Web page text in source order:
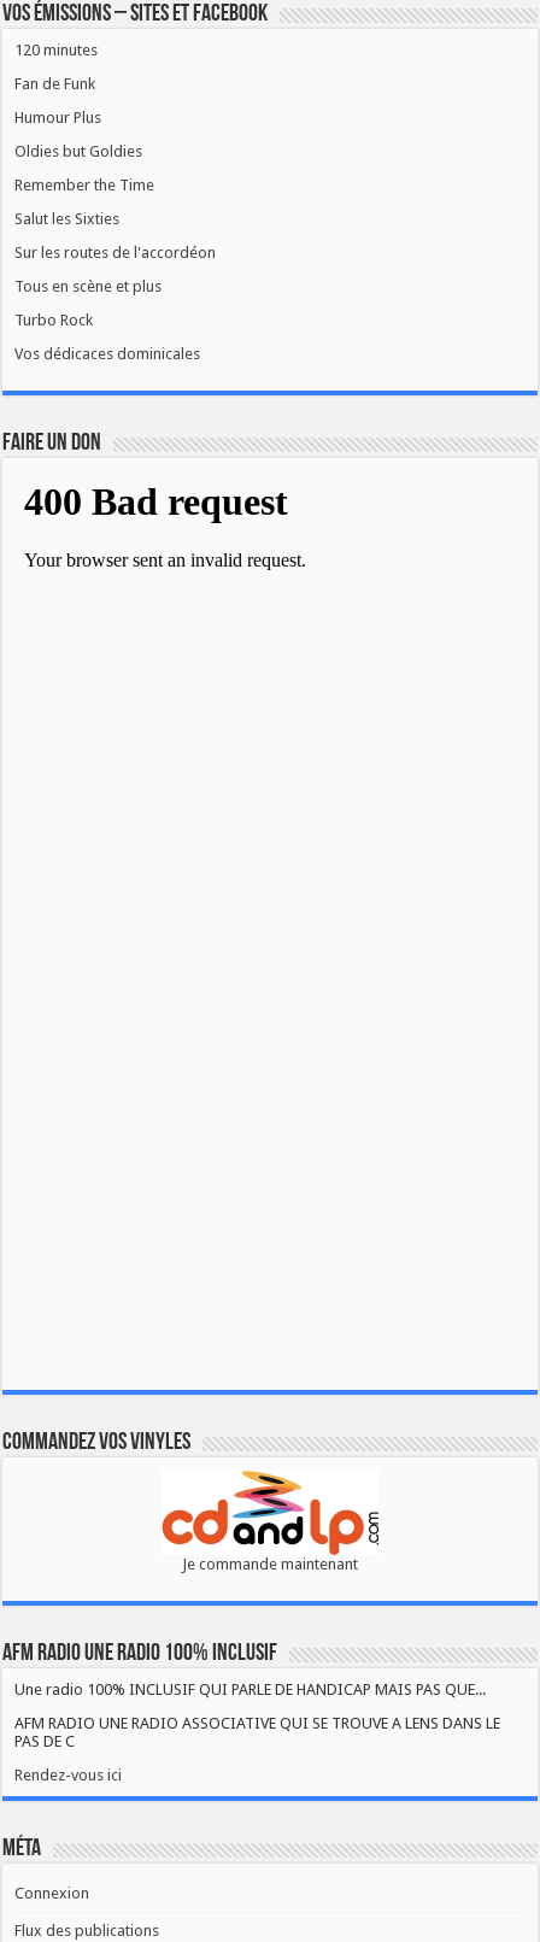
Vos émissions – Sites et Facebook
120 minutes
Fan de Funk
Humour Plus
Oldies but Goldies
Remember the Time
Salut les Sixties
Sur les routes de l'accordéon
Tous en scène et plus
Turbo Rock
Vos dédicaces dominicales
FAIRE UN DON
Commandez vos vinyles
Je commande maintenant
AFM RADIO UNE RADIO 100% INCLUSIF
Une radio 100% INCLUSIF QUI PARLE DE HANDICAP MAIS PAS QUE...
AFM RADIO UNE RADIO ASSOCIATIVE QUI SE TROUVE A LENS DANS LE
PAS DE C
Rendez-vous ici
Méta
Connexion
Flux des publications